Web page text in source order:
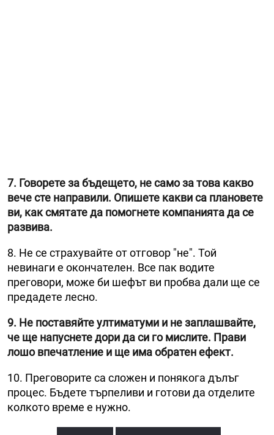
7. Говорете за бъдещето, не само за това какво
вече сте направили. Опишете какви са плановете
ви, как смятате да помогнете компанията да се
развива.
8. Не се страхувайте от отговор "не". Той
невинаги е окончателен. Все пак водите
преговори, може би шефът ви пробва дали ще се
предадете лесно.
9. Не поставяйте ултиматуми и не заплашвайте,
че ще напуснете дори да си го мислите. Прави
лошо впечатление и ще има обратен ефект.
10. Преговорите са сложен и понякога дълъг
процес. Бъдете търпеливи и готови да отделите
колкото време е нужно.